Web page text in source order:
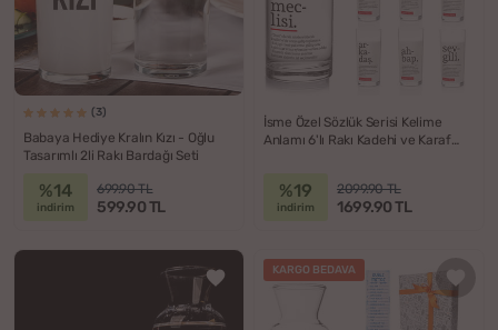
(3)
Babaya Hediye Kralın Kızı - Oğlu
Tasarımlı 2li Rakı Bardağı Seti
%14
indirim
699.90 TL
599.90 TL
İsme Özel Sözlük Serisi Kelime
Anlamı 6'lı Rakı Kadehi ve Karaf
%19
indirim
2099.90 TL
1699.90 TL
KARGO BEDAVA